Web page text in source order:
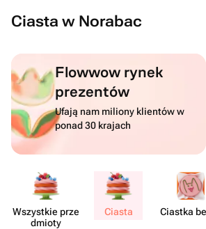
Ciasta w Norabac
Flowwow rynek
prezentów
Ufają nam miliony klientów w
ponad 30 krajach
Wszystkie prze​
dmioty
Ciasta Ciastka